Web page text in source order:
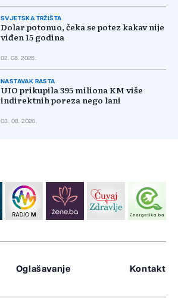
SVJETSKA TRŽIŠTA
Dolar potonuo, čeka se potez kakav nije
viđen 15 godina
02. 08. 2026.
NASTAVAK RASTA
UIO prikupila 395 miliona KM više
indirektnih poreza nego lani
03. 08. 2026.
Oglašavanje Kontakt